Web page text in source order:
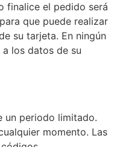
finalice el pedido será
que puede realizar
su tarjeta. En ningún
los datos de su
un periodo limitado.
momento. Las